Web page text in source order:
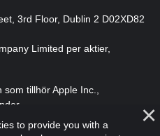
3rd Floor, Dublin 2 D02XD82
Limited per aktier,
tillhör Apple Inc.,
Ltd. Med ensamrätt.
to provide you with a